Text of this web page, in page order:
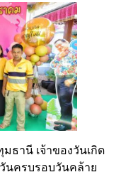
ธานี เจ้าของวันเกิด
นครบรอบวันคล้าย